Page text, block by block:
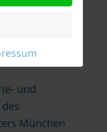
und
deutsch-
und
München